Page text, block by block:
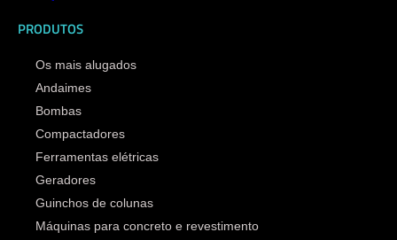
PRODUTOS
Os mais alugados
Andaimes
Bombas
Compactadores
Ferramentas elétricas
Geradores
Guinchos de colunas
Máquinas para concreto e revestimento